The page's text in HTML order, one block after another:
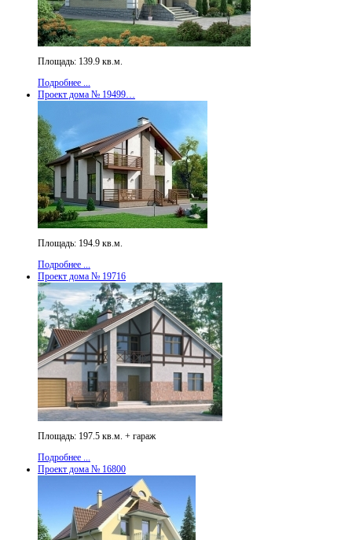
Площадь: 139.9 кв.м.
Подробнее ...
Проект дома № 19499…
Площадь: 194.9 кв.м.
Подробнее ...
Проект дома № 19716
Площадь: 197.5 кв.м. + гараж
Подробнее ...
Проект дома № 16800